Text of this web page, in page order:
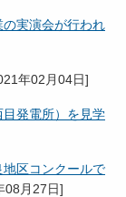
実演会が行われ
年02月04日]
発電所）を見学
区コンクールで
08月27日]